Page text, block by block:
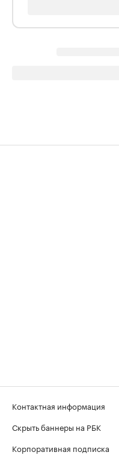
Контактная информация
Скрыть баннеры на РБК
Корпоративная подписка